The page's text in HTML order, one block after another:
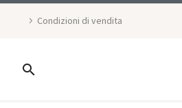
Condizioni di vendita